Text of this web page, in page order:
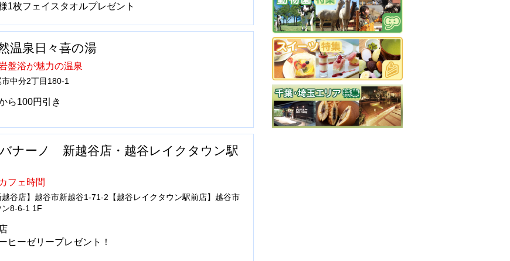
1枚フェイスタオルプレゼント
温泉日々喜の湯
盤浴が魅力の温泉
中分2丁目180-1
ら100円引き
ナーノ 新越谷店・越谷レイクタウン駅
フェ時間
谷店】越谷市新越谷1-71-2【越谷レイクタウン駅前店】越谷市
ン8-6-1 1F
ヒーゼリープレゼント！